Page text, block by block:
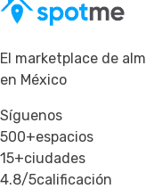
El marketplace de
en México
Síguenos
500+espacios
15+ciudades
4.8/5calificación